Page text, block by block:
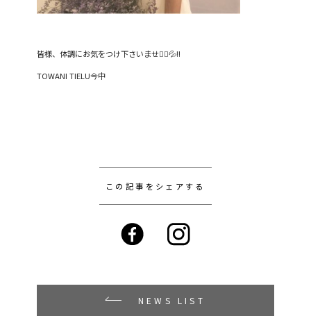
皆様、体調にお気をつけ下さいませ🙇‍♀️💦!!
TOWANI TIELU今中
この記事をシェアする
NEWS LIST